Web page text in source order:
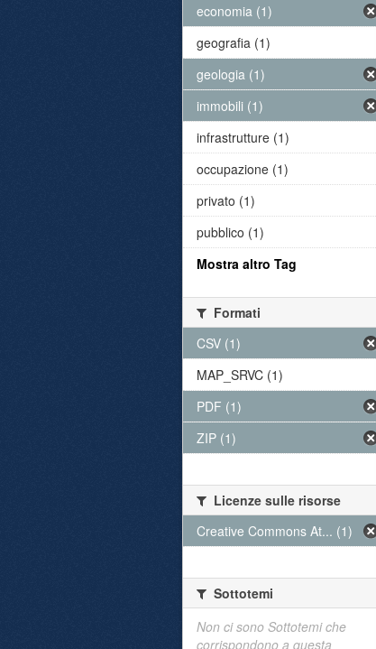
economia (1)
geografia (1)
geologia (1)
immobili (1)
infrastrutture (1)
occupazione (1)
privato (1)
pubblico (1)
Mostra altro Tag
Formati
CSV (1)
MAP_SRVC (1)
PDF (1)
ZIP (1)
Licenze sulle risorse
Creative Commons At... (1)
Sottotemi
Non ci sono Sottotemi che
corrispondono a questa